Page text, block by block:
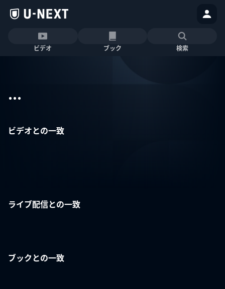
ビデオ ブック 検索
...
ビデオとの一致
ライブ配信との一致
ブックとの一致